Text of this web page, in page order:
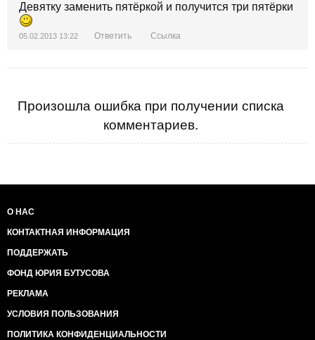
Девятку заменить пятёркой и получится три пятёрки
05.02.2013 13:22 Ответить Ссылка
Произошла ошибка при получении списка
комментариев.
О НАС
КОНТАКТНАЯ ИНФОРМАЦИЯ
ПОДДЕРЖАТЬ
ФОНД ЮРИЯ БУТУСОВА
РЕКЛАМА
УСЛОВИЯ ПОЛЬЗОВАНИЯ
ПОЛИТИКА КОНФИДЕНЦИАЛЬНОСТИ